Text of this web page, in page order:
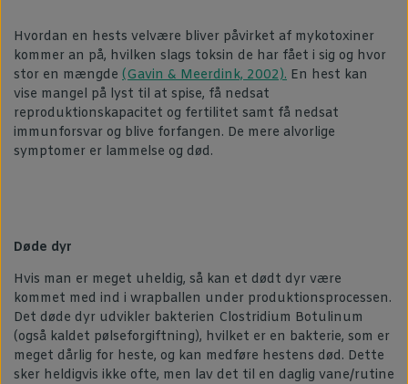
Hvordan en hests velvære bliver påvirket af mykotoxiner
kommer an på, hvilken slags toksin de har fået i sig og hvor
stor en mængde (Gavin & Meerdink, 2002). En hest kan
vise mangel på lyst til at spise, få nedsat
reproduktionskapacitet og fertilitet samt få nedsat
immunforsvar og blive forfangen. De mere alvorlige
symptomer er lammelse og død.
Døde dyr
Hvis man er meget uheldig, så kan et dødt dyr være
kommet med ind i wrapballen under produktionsprocessen.
Det døde dyr udvikler bakterien Clostridium Botulinum
(også kaldet pølseforgiftning), hvilket er en bakterie, som er
meget dårlig for heste, og kan medføre hestens død. Dette
sker heldigvis ikke ofte, men lav det til en daglig vane/rutine